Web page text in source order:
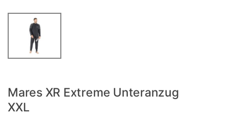
Mares XR Extreme Unteranzug
XXL